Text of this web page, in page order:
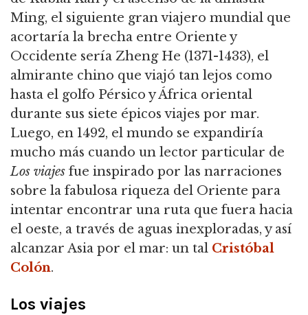
Ming, el siguiente gran viajero mundial que
acortaría la brecha entre Oriente y
Occidente sería Zheng He (1371-1433), el
almirante chino que viajó tan lejos como
hasta el golfo Pérsico y África oriental
durante sus siete épicos viajes por mar.
Luego, en 1492, el mundo se expandiría
mucho más cuando un lector particular de
Los viajes fue inspirado por las narraciones
sobre la fabulosa riqueza del Oriente para
intentar encontrar una ruta que fuera hacia
el oeste, a través de aguas inexploradas, y así
alcanzar Asia por el mar: un tal Cristóbal
Colón.
Los viajes